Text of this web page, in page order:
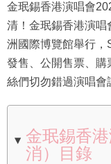
金珉錫香港演唱會
清！金珉錫香港演唱
洲國際博覽館舉行
發售、公開售票、購
絲們切勿錯過演唱會
金珉錫香
消）目錄